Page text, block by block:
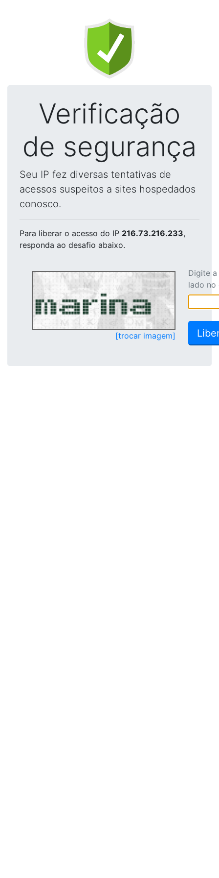
Verificação
de segurança
Seu IP fez diversas tentativas de
acessos suspeitos a sites hospedados
conosco.
Para liberar o acesso do IP 216.73.216.233,
responda ao desafio abaixo.
[trocar imagem]
Digite
lado no